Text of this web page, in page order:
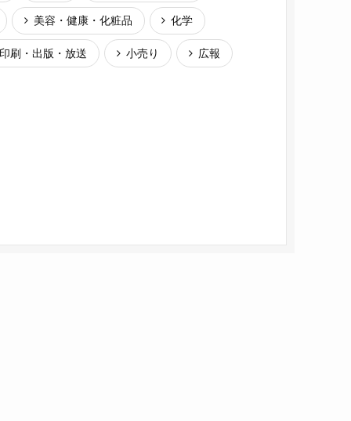
美容・健康・化粧品 化学
刷・出版・放送 小売り 広報